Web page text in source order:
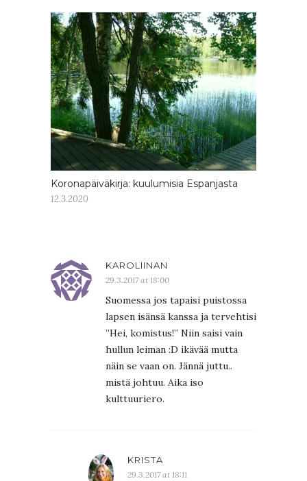
Koronapäiväkirja: kuulumisia Espanjasta
12.3.2020
KAROLIINAN
29.3.2017 at 18:00
Suomessa jos tapaisi puistossa
lapsen isänsä kanssa ja tervehtisi
”Hei, komistus!” Niin saisi vain
hullun leiman :D ikävää mutta
näin se vaan on. Jännä juttu..
mistä johtuu. Aika iso
kulttuuriero.
KRISTA
29.3.2017 at 18:11